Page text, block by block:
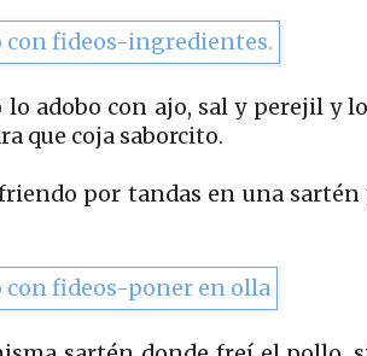
lo adobo con ajo, sal y perejil y
que coja saborcito.
por tandas en una sartén